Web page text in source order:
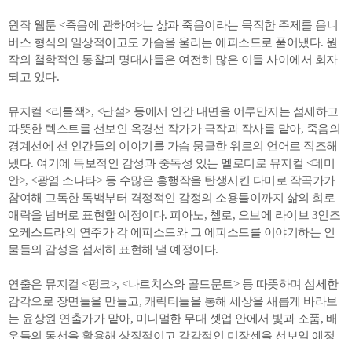
원작 웹툰 <죽음에 관하여>는 삶과 죽음이라는 묵직한 주제를 옴니
버스 형식의 일상적이고도 가슴을 울리는 에피소드로 풀어냈다. 원
작의 철학적인 통찰과 명대사들은 여전히 많은 이들 사이에서 회자
되고 있다.
뮤지컬 <리틀잭>, <난설> 등에서 인간 내면을 어루만지는 섬세하고
따뜻한 텍스트를 선보인 옥경선 작가가 극작과 작사를 맡아, 죽음의
경계선에 선 인간들의 이야기를 가슴 뭉클한 위로의 언어로 직조해
냈다. 여기에 독보적인 감성과 중독성 있는 멜로디로 뮤지컬 <데미
안>, <광염 소나타> 등 수많은 흥행작을 탄생시킨 다미로 작곡가가
참여해 고독한 독백부터 격정적인 감정의 소용돌이까지 삶의 희로
애락을 넘버로 표현할 예정이다. 피아노, 첼로, 오보에 라이브 3인조
오케스트라의 연주가 각 에피소드와 그 에피소드를 이야기하는 인
물들의 감성을 섬세히 표현해 낼 예정이다.
연출은 뮤지컬 <펑크>, <나르치스와 골드문트> 등 따뜻하며 섬세한
감각으로 장면들을 만들고, 캐릭터들을 통해 세상을 새롭게 바라보
는 윤상원 연출가가 맡아, 미니멀한 무대 셋업 안에서 빛과 소품, 배
우들의 동선을 활용해 상징적이고 감각적인 미장센을 선보일 예정